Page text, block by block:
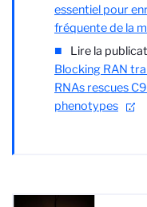
essentiel pour
fréquente de la
Lire la
Blocking RAN
RNAs rescues
phenotypes
.